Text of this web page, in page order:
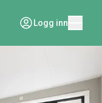
Logg inn